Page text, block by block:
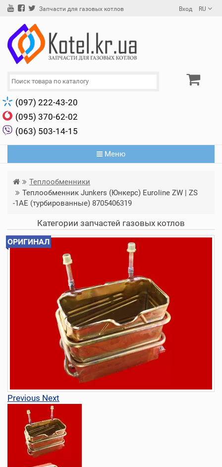
Запчасти для газовых котлов Вход RU
(097) 222-43-20
(095) 370-62-02
(063) 503-14-15
Меню
Теплообменники
Теплообменник Junkers (Юнкерс) Euroline ZW | ZS
-1AE (турбированные) 8705406319
Категории запчастей газовых котлов
ОРИГИНАЛ
Previous Next